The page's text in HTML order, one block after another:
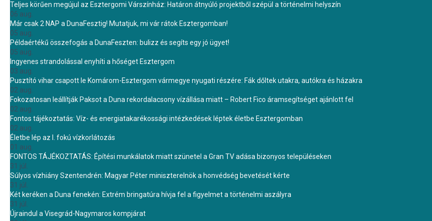
Teljes körűen megújul az Esztergomi Várszínház: Határon átnyúló projektből szépül a történelmi helyszín
06 aug.
Már csak 2 NAP a DunaFesztig! Mutatjuk, mi vár rátok Esztergomban!
05 aug.
Példaértékű összefogás a DunaFeszten: bulizz és segíts egy jó ügyet!
05 aug.
Ingyenes strandolással enyhíti a hőséget Esztergom
03 aug.
Pusztító vihar csapott le Komárom-Esztergom vármegye nyugati részére: Fák dőltek utakra, autókra és házakra
02 aug.
Fokozatosan leállítják Paksot a Duna rekordalacsony vízállása miatt – Robert Fico áramsegítséget ajánlott fel
02 aug.
Fontos tájékoztatás: Víz- és energiatakarékossági intézkedések léptek életbe Esztergomban
02 aug.
Életbe lép az I. fokú vízkorlátozás
01 aug.
FONTOS TÁJÉKOZTATÁS: Építési munkálatok miatt szünetel a Gran TV adása bizonyos településeken
31 júl.
Súlyos vízhiány Szentendrén: Magyar Péter miniszterelnök a honvédség bevetését kérte
31 júl.
Két keréken a Duna fenekén: Extrém bringatúra hívja fel a figyelmet a történelmi aszályra
31 júl.
Újraindul a Visegrád-Nagymaros kompjárat